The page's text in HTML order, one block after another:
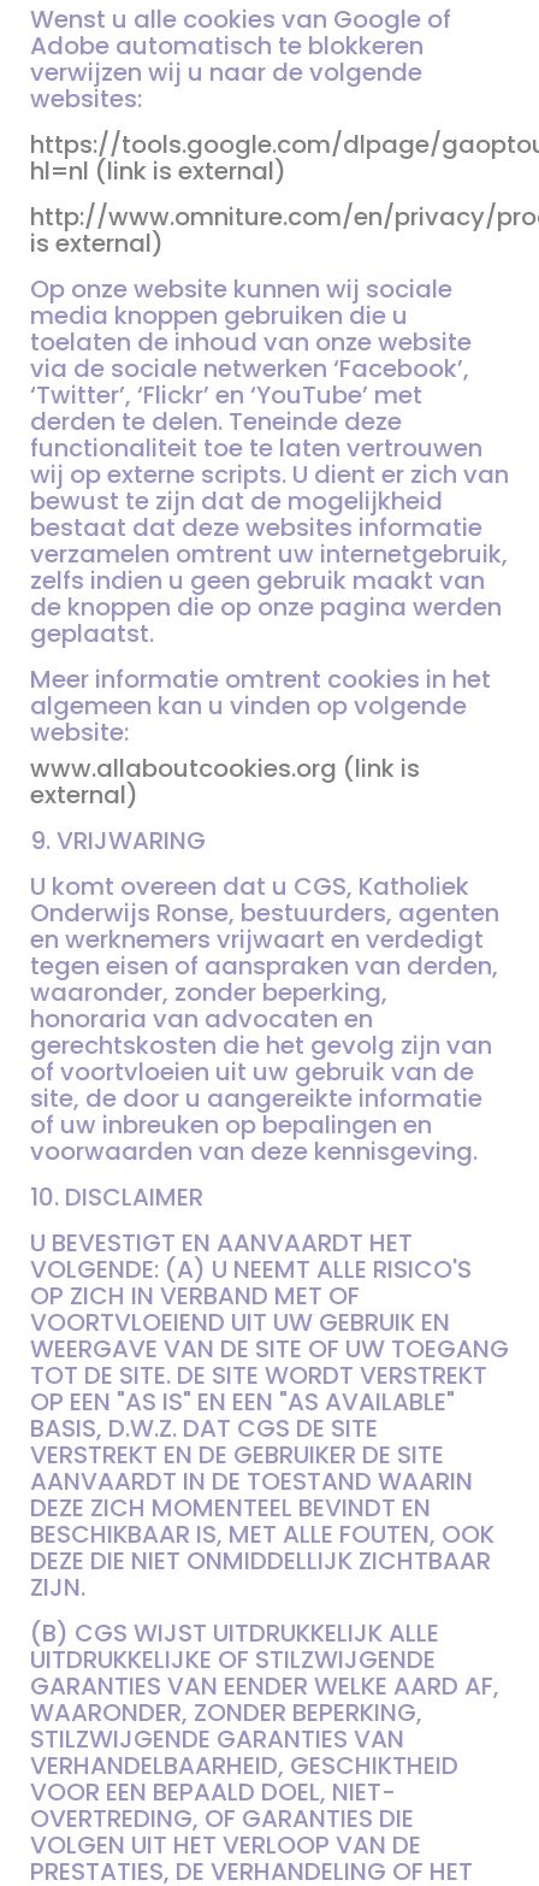
Wenst u alle cookies van Google of
Adobe automatisch te blokkeren
verwijzen wij u naar de volgende
websites:
https://tools.google.com/dlpage/
hl=nl (link is external)
http://www.omniture.com/en/privacy/
is external)
Op onze website kunnen wij sociale
media knoppen gebruiken die u
toelaten de inhoud van onze website
via de sociale netwerken ‘Facebook’,
‘Twitter’, ‘Flickr’ en ‘YouTube’ met
derden te delen. Teneinde deze
functionaliteit toe te laten vertrouwen
wij op externe scripts. U dient er zich van
bewust te zijn dat de mogelijkheid
bestaat dat deze websites informatie
verzamelen omtrent uw internetgebruik,
zelfs indien u geen gebruik maakt van
de knoppen die op onze pagina werden
geplaatst.
Meer informatie omtrent cookies in het
algemeen kan u vinden op volgende
website:
www.allaboutcookies.org (link is
external)
9. VRIJWARING
U komt overeen dat u CGS, Katholiek
Onderwijs Ronse, bestuurders, agenten
en werknemers vrijwaart en verdedigt
tegen eisen of aanspraken van derden,
waaronder, zonder beperking,
honoraria van advocaten en
gerechtskosten die het gevolg zijn van
of voortvloeien uit uw gebruik van de
site, de door u aangereikte informatie
of uw inbreuken op bepalingen en
voorwaarden van deze kennisgeving.
10. DISCLAIMER
U BEVESTIGT EN AANVAARDT HET
VOLGENDE: (A) U NEEMT ALLE RISICO'S
OP ZICH IN VERBAND MET OF
VOORTVLOEIEND UIT UW GEBRUIK EN
WEERGAVE VAN DE SITE OF UW TOEGANG
TOT DE SITE. DE SITE WORDT VERSTREKT
OP EEN "AS IS" EN EEN "AS AVAILABLE"
BASIS, D.W.Z. DAT CGS DE SITE
VERSTREKT EN DE GEBRUIKER DE SITE
AANVAARDT IN DE TOESTAND WAARIN
DEZE ZICH MOMENTEEL BEVINDT EN
BESCHIKBAAR IS, MET ALLE FOUTEN, OOK
DEZE DIE NIET ONMIDDELLIJK ZICHTBAAR
ZIJN.
(B) CGS WIJST UITDRUKKELIJK ALLE
UITDRUKKELIJKE OF STILZWIJGENDE
GARANTIES VAN EENDER WELKE AARD AF,
WAARONDER, ZONDER BEPERKING,
STILZWIJGENDE GARANTIES VAN
VERHANDELBAARHEID, GESCHIKTHEID
VOOR EEN BEPAALD DOEL, NIET-
OVERTREDING, OF GARANTIES DIE
VOLGEN UIT HET VERLOOP VAN DE
PRESTATIES, DE VERHANDELING OF HET